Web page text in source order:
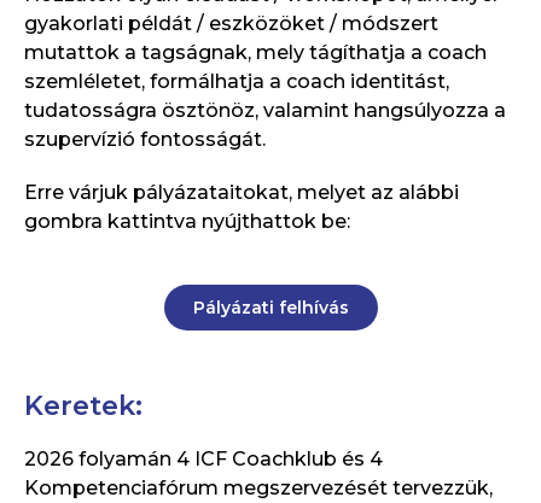
gyakorlati példát / eszközöket / módszert
mutattok a tagságnak, mely tágíthatja a coach
szemléletet, formálhatja a coach identitást,
tudatosságra ösztönöz, valamint hangsúlyozza a
szupervízió fontosságát.
Erre várjuk pályázataitokat, melyet az alábbi
gombra kattintva nyújthattok be:
Pályázati felhívás
Keretek:
2026 folyamán 4 ICF Coachklub és 4
Kompetenciafórum megszervezését tervezzük,